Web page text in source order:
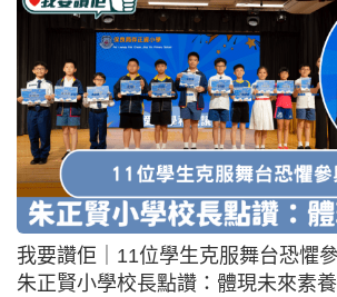
我要讚佢｜11位學生克服舞台恐懼
朱正賢小學校長點讚：體現未來素養